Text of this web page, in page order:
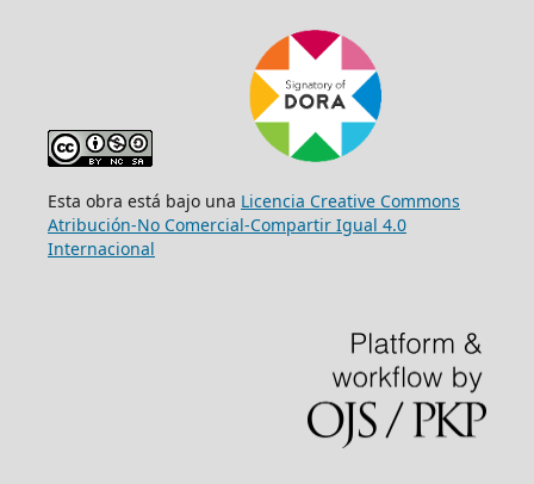
Esta obra está bajo una Licencia Creative Commons
Atribución-No Comercial-Compartir Igual 4.0
Internacional